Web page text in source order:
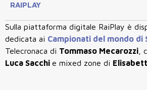
RAIPLAY
Sulla piattaforma digitale RaiPlay è
dedicata ai Campionati del mondo di
Telecronaca di Tommaso Mecarozzi ,
Luca Sacchi e mixed zone di